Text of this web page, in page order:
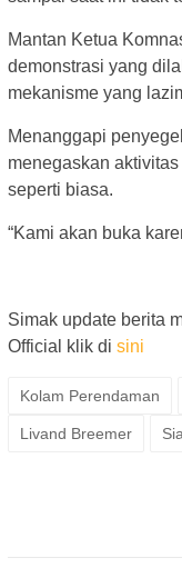
Mantan Ketua
demonstrasi yang
mekanisme yang
Menanggapi
menegaskan
seperti biasa.
“Kami akan buka
Simak update berita
Official klik di sini
Kolam Perendaman
Livand Breemer